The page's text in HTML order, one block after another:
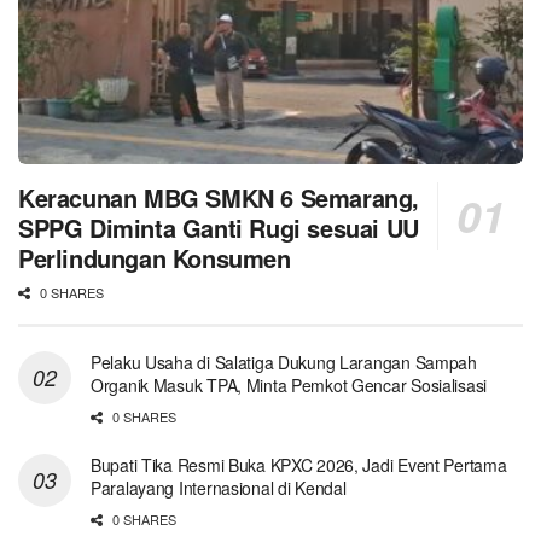
Keracunan MBG SMKN 6 Semarang,
SPPG Diminta Ganti Rugi sesuai UU
Perlindungan Konsumen
0 SHARES
Pelaku Usaha di Salatiga Dukung Larangan Sampah
Organik Masuk TPA, Minta Pemkot Gencar Sosialisasi
0 SHARES
Bupati Tika Resmi Buka KPXC 2026, Jadi Event Pertama
Paralayang Internasional di Kendal
0 SHARES